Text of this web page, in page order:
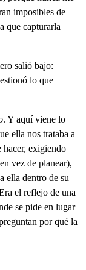
imposibles de
que capturarla
salió bajo:
lo que
. Y aquí viene lo
ella nos trataba a
hacer, exigiendo
vez de planear),
ella dentro de su
el reflejo de una
se pide en lugar
por qué la